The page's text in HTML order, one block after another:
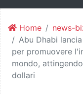
Home
news-
Abu Dhabi
per promuovere
mondo,
dollari